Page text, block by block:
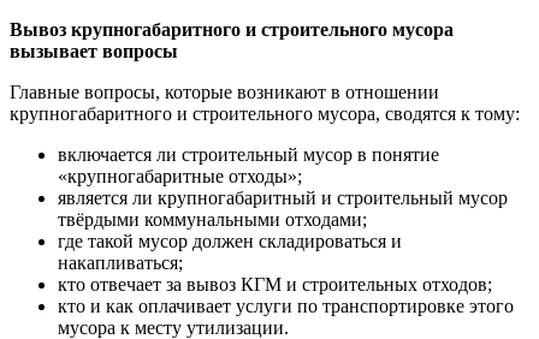
Вывоз крупногабаритного и строительного мусора
вызывает вопросы
Главные вопросы, которые возникают в отношении
крупногабаритного и строительного мусора, сводятся к тому:
включается ли строительный мусор в понятие
«крупногабаритные отходы»;
является ли крупногабаритный и строительный мусор
твёрдыми коммунальными отходами;
где такой мусор должен складироваться и
накапливаться;
кто отвечает за вывоз КГМ и строительных отходов;
кто и как оплачивает услуги по транспортировке этого
мусора к месту утилизации.